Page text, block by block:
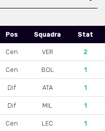
Pos Squadra Stat
Cen VER 2
Cen BOL 1
Dif ATA 1
Dif MIL 1
Cen LEC 1